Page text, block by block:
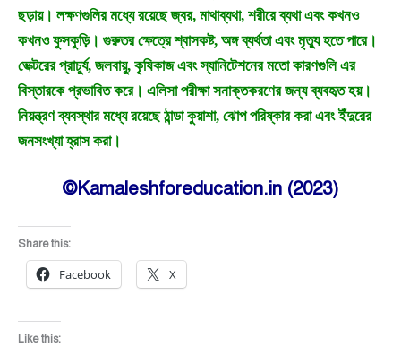
ছড়ায়। লক্ষণগুলির মধ্যে রয়েছে জ্বর, মাথাব্যথা, শরীরে ব্যথা এবং কখনও
কখনও ফুসকুড়ি। গুরুতর ক্ষেত্রে শ্বাসকষ্ট, অঙ্গ ব্যর্থতা এবং মৃত্যু হতে পারে।
ভেক্টরের প্রাচুর্য, জলবায়ু, কৃষিকাজ এবং স্যানিটেশনের মতো কারণগুলি এর
বিস্তারকে প্রভাবিত করে। এলিসা পরীক্ষা সনাক্তকরণের জন্য ব্যবহৃত হয়।
নিয়ন্ত্রণ ব্যবস্থার মধ্যে রয়েছে ঠান্ডা কুয়াশা, ঝোপ পরিষ্কার করা এবং ইঁদুরের
জনসংখ্যা হ্রাস করা।
©Kamaleshforeducation.in (2023)
Share this:
Facebook X
Like this: